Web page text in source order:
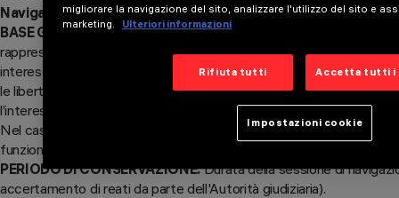
Navigazione sul presente sito web
BASE GIURIDICA. Ai sensi dell’art. 6, comma 1, lett f), del GDPR
rappresentata dal
Legittimo interesse: “il trattamento è
interesse del titolare del trattamento o di terzi, a condizione che
le libertà fondamentali dell’interessato che richiedano la
l’interessato è un minore”;
Nel caso di specie il legittimo interesse è rappresentato
funzionamento del sito e all’erogazione del servizio di navigazione
PERIODO DI CONSERVAZIONE.Durata della sessione di
accertamento di reati da parte dell'Autorità giudiziaria).
migliorare la navigazione del sito, analizzare l'utilizzo del sito e
marketing.
Ulteriori informazioni
Rifiuta tutti Accetta tutti i
Impostazioni cookie